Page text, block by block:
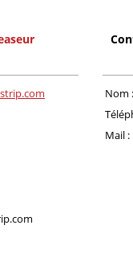
Nom :
Mail :